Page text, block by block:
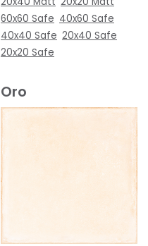
60x60 Safe 40x60 Safe
40x40 Safe 20x40 Safe
20x20 Safe
Oro